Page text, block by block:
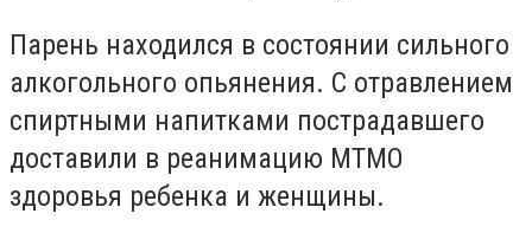
Парень находился в состоянии сильного
алкогольного опьянения. С отравлением
спиртными напитками пострадавшего
доставили в реанимацию МТМО
здоровья ребенка и женщины.